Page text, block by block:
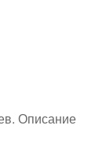
Описание